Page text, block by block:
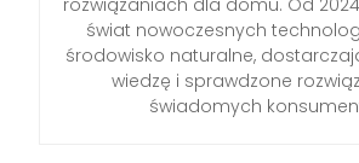
świat nowoczesnych
środowisko naturalne,
wiedzę i sprawdzone
świadomych